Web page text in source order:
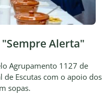
"Sempre Alerta"
Agrupamento 1127 de
de Escutas com o apoio dos
sopas.